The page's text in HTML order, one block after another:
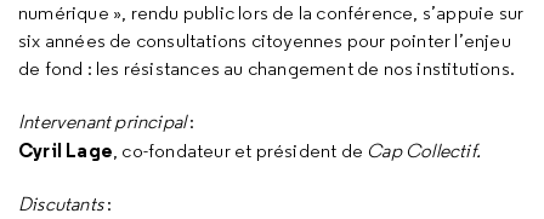
numérique », rendu public lors de la conférence, s’appuie sur
six années de consultations citoyennes pour pointer l’enjeu
de fond : les résistances au changement de nos institutions.
Intervenant principal:
Cyril Lage, co-fondateur et président de Cap Collectif.
Discutants: